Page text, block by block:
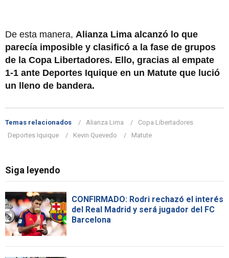
De esta manera, Alianza Lima alcanzó lo que
parecía imposible y clasificó a la fase de grupos
de la Copa Libertadores. Ello, gracias al empate
1-1 ante Deportes Iquique en un Matute que lució
un lleno de bandera.
Temas relacionados Alianza Lima
Copa Libertadores
Deportes Iquique
Kevin Quevedo Matute
Siga leyendo
CONFIRMADO: Rodri rechazó el interés
del Real Madrid y será jugador del FC
Barcelona